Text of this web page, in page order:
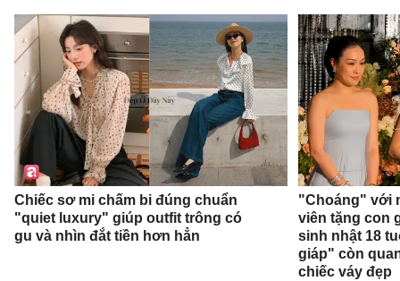
Chiếc sơ mi chấm bi đúng chuẩn
"quiet luxury" giúp outfit trông có
gu và nhìn đắt tiền hơn hẳn
"Choáng" với
viên tặng con
sinh nhật 18
giáp" còn
chiếc váy đẹp